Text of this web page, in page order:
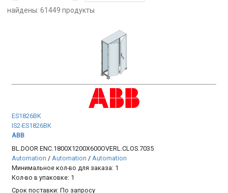
найдены: 61449 продукты
ES1826BK
IS2-ES1826BK
ABB
BL.DOOR ENC.1800X1200X600OVERL.CLOS.7035
Automation / Automation / Automation
Минимальное кол-во для заказа: 1
Кол-во в упаковке: 1
Срок поставки:По запросу